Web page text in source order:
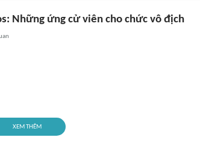
Những ứng cử viên cho chức vô địch
XEM THÊM